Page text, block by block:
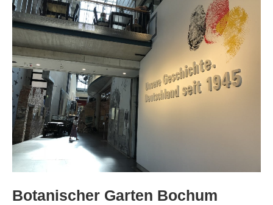
Botanischer Garten Bochum